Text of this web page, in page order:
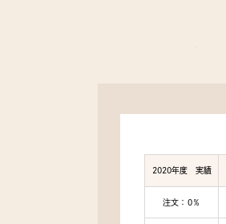
2020年度 実績
注文：0％